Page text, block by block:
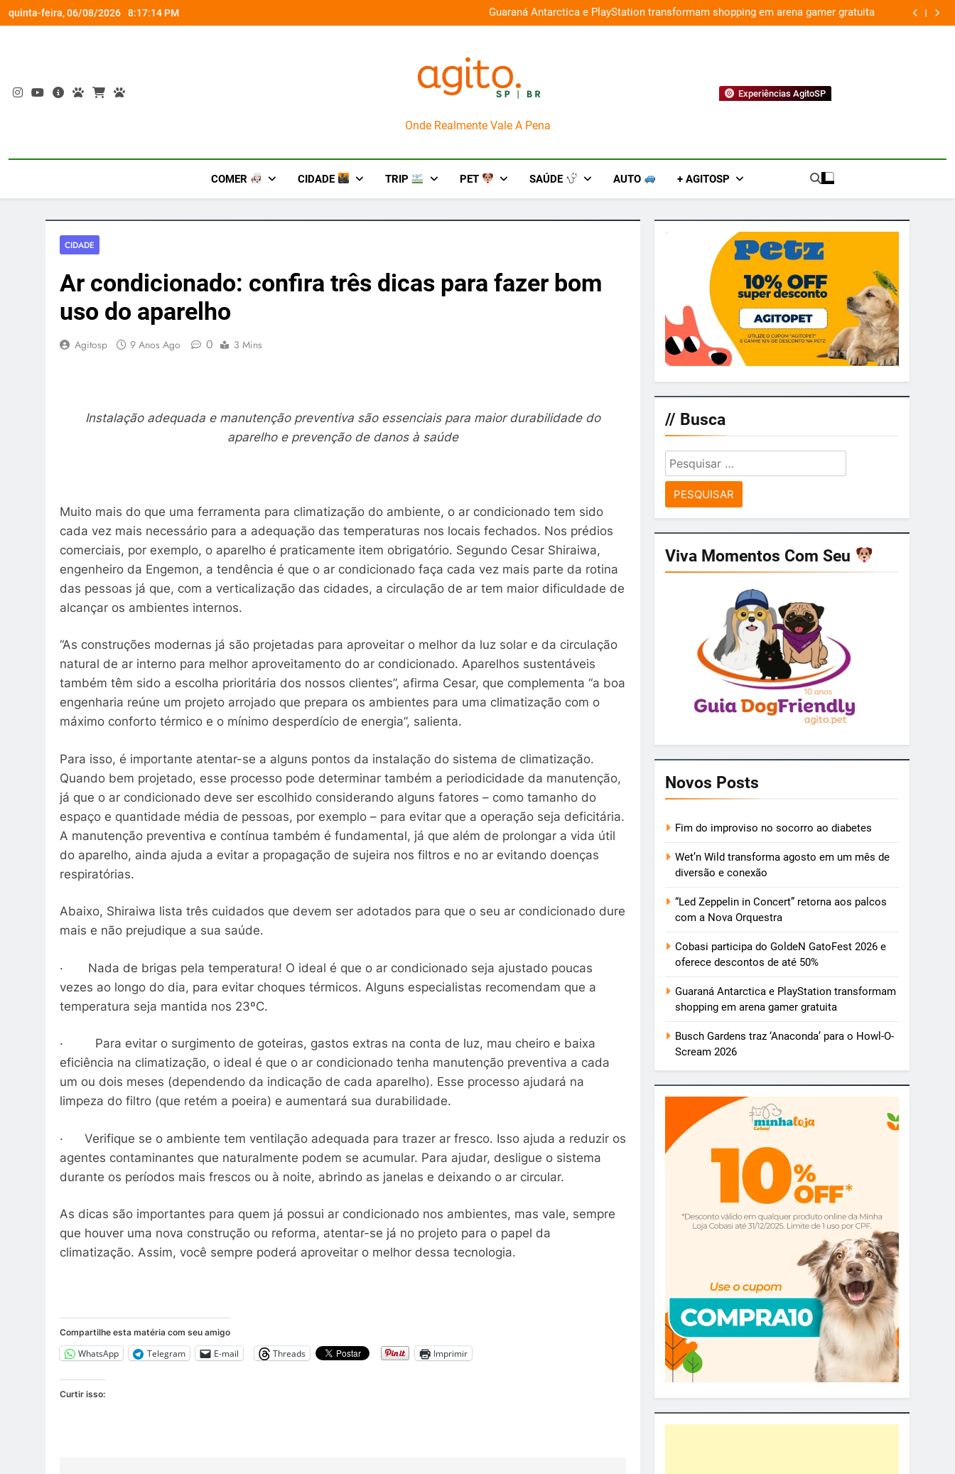
Skip
to
quinta-feira, 06/08/2026 8:17:14 PM
a Nova Orquestra Cobasi participa do GoldeN GatoFest 2026 e oferece descontos de até 50% Guaraná Antarctica e PlayStation transformam shopping em arena gamer gratuita
AgitoSP
Onde Realmente Vale A Pena
Experiências AgitoSP
COMER CIDADE TRIP PET SAÚDE AUTO + AGITOSP
CIDADE
Ar condicionado: confira três dicas para fazer bom
uso do aparelho
Agitosp 9 Anos Ago 0 3 Mins
Instalação adequada e manutenção preventiva são essenciais para maior durabilidade do
aparelho e prevenção de danos à saúde
Muito mais do que uma ferramenta para climatização do ambiente, o ar condicionado tem sido
cada vez mais necessário para a adequação das temperaturas nos locais fechados. Nos prédios
comerciais, por exemplo, o aparelho é praticamente item obrigatório. Segundo Cesar Shiraiwa,
engenheiro da Engemon, a tendência é que o ar condicionado faça cada vez mais parte da rotina
das pessoas já que, com a verticalização das cidades, a circulação de ar tem maior dificuldade de
alcançar os ambientes internos.
“As construções modernas já são projetadas para aproveitar o melhor da luz solar e da circulação
natural de ar interno para melhor aproveitamento do ar condicionado. Aparelhos sustentáveis
também têm sido a escolha prioritária dos nossos clientes”, afirma Cesar, que complementa “a boa
engenharia reúne um projeto arrojado que prepara os ambientes para uma climatização com o
máximo conforto térmico e o mínimo desperdício de energia”, salienta.
Para isso, é importante atentar-se a alguns pontos da instalação do sistema de climatização.
Quando bem projetado, esse processo pode determinar também a periodicidade da manutenção,
já que o ar condicionado deve ser escolhido considerando alguns fatores – como tamanho do
espaço e quantidade média de pessoas, por exemplo – para evitar que a operação seja deficitária.
A manutenção preventiva e contínua também é fundamental, já que além de prolongar a vida útil
do aparelho, ainda ajuda a evitar a propagação de sujeira nos filtros e no ar evitando doenças
respiratórias.
Abaixo, Shiraiwa lista três cuidados que devem ser adotados para que o seu ar condicionado dure
mais e não prejudique a sua saúde.
· Nada de brigas pela temperatura! O ideal é que o ar condicionado seja ajustado poucas
vezes ao longo do dia, para evitar choques térmicos. Alguns especialistas recomendam que a
temperatura seja mantida nos 23ºC.
· Para evitar o surgimento de goteiras, gastos extras na conta de luz, mau cheiro e baixa
eficiência na climatização, o ideal é que o ar condicionado tenha manutenção preventiva a cada
um ou dois meses (dependendo da indicação de cada aparelho). Esse processo ajudará na
limpeza do filtro (que retém a poeira) e aumentará sua durabilidade.
· Verifique se o ambiente tem ventilação adequada para trazer ar fresco. Isso ajuda a reduzir os
agentes contaminantes que naturalmente podem se acumular. Para ajudar, desligue o sistema
durante os períodos mais frescos ou à noite, abrindo as janelas e deixando o ar circular.
As dicas são importantes para quem já possui ar condicionado nos ambientes, mas vale, sempre
que houver uma nova construção ou reforma, atentar-se já no projeto para o papel da
climatização. Assim, você sempre poderá aproveitar o melhor dessa tecnologia.
Compartilhe esta matéria com seu amigo
WhatsApp Telegram E-mail Threads Imprimir
Curtir isso:
// Busca
Pesquisar
por:
Viva Momentos Com Seu
Novos Posts
Fim do improviso no socorro ao diabetes
Wet’n Wild transforma agosto em um mês de
diversão e conexão
“Led Zeppelin in Concert” retorna aos palcos
com a Nova Orquestra
Cobasi participa do GoldeN GatoFest 2026 e
oferece descontos de até 50%
Guaraná Antarctica e PlayStation transformam
shopping em arena gamer gratuita
Busch Gardens traz ‘Anaconda’ para o Howl-O-
Scream 2026